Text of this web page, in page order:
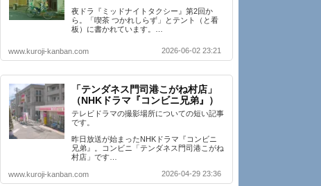
夜ドラ『ミッドナイトタクシー』第2回か
ら。「喫茶 つかれしらず」とテント（と看
板）に書かれています。…
www.kuroji-kanban.com 2026-06-02 23:21
「テンダネス門司港こがね村店」
（NHKドラマ『コンビニ兄弟』）
テレビドラマの撮影場所についての短い記事
です。
昨日放送が始まったNHKドラマ『コンビニ
兄弟』。コンビニ「テンダネス門司港こがね
村店」です…
www.kuroji-kanban.com 2026-04-29 23:36